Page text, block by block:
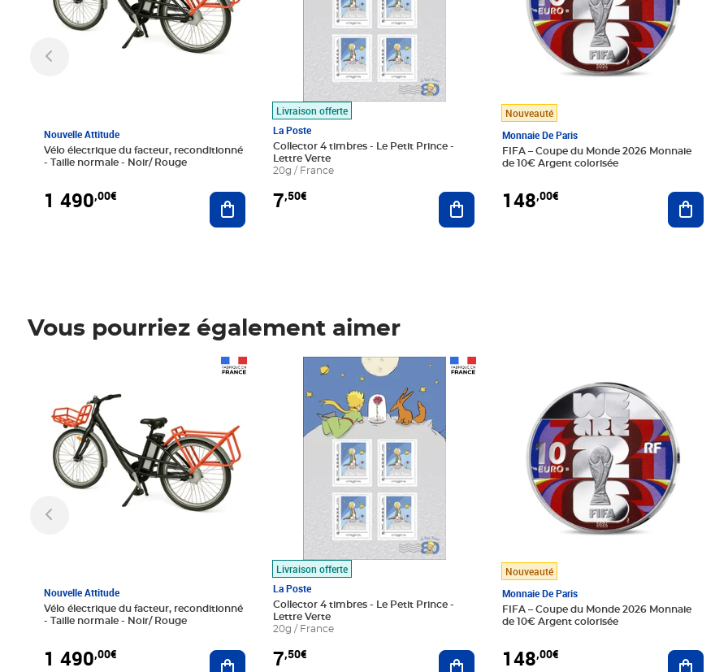
Nouvelle Attitude
Vélo électrique du facteur, reconditionné
- Taille normale - Noir/ Rouge
1 490,00€ Ajouter au panier
Livraison offerte
La Poste
Collector 4 timbres - Le Petit Prince -
Lettre Verte
20g / France
7,50€ Ajouter au panier
Nouveauté
Monnaie De Paris
FIFA – Coupe du Monde 2026 Monnaie
de 10€ Argent colorisée
148,00€
Vous pourriez également aimer
Nouvelle Attitude
Vélo électrique du facteur, reconditionné
- Taille normale - Noir/ Rouge
1 490,00€ Ajouter au panier
Livraison offerte
La Poste
Collector 4 timbres - Le Petit Prince -
Lettre Verte
20g / France
7,50€
Prix 7,50€
Ajouter au panier
Nouveauté
Monnaie De Paris
FIFA – Coupe du Monde 2026 Monnaie
de 10€ Argent colorisée
148,00€